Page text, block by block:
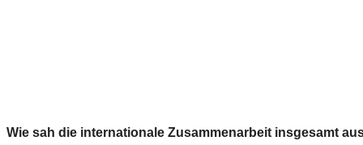
Wie sah die internationale Zusammenarbeit insgesamt